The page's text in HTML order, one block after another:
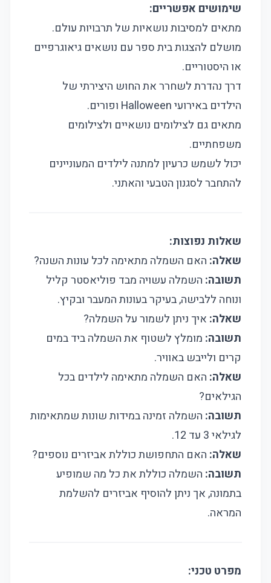
שימושים אפשריים:
מתאים למסיבות נושאיות של תרבויות עולם.
מושלם להצגות בית ספר עם נושאים גיאוגרפיים
או היסטוריים.
דרך נהדרת לשחרר את החוש היצירתי של
הילדים באירועי Halloween ופורים.
מתאים גם לצילומים נושאיים ולצילומים
משפחתיים.
יכול לשמש כרעיון למתנה לילדים המעוניינים
להתחבר לסגנון הטבעי והאתני.
שאלות נפוצות:
שאלה: האם השמלה מתאימה לכל עונות השנה?
תשובה: השמלה עשויה מבד פוליאסטר קליל
ונוחה ללבישה, בעיקר בעונות המעבר ובקיץ.
שאלה: איך ניתן לשמור על השמלה?
תשובה: מומלץ לשטוף את השמלה ביד במים
קרים ולייבש באוויר.
שאלה: האם השמלה מתאימה לילדים בכל
הגילאים?
תשובה: השמלה זמינה במידות שונות שמתאימות
לגילאי 3 עד 12.
שאלה: האם התחפושת כוללת אביזרים נוספים?
תשובה: השמלה כוללת את כל מה שמופיע
בתמונה, אך ניתן להוסיף אביזרים להשלמת
המראה.
מפרט טכני: